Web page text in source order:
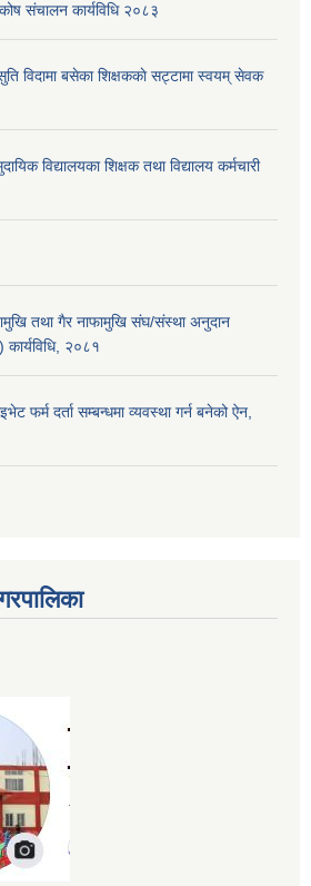
संचालन कार्यविधि २०८३
विदामा बसेका शिक्षककाे सट्टामा स्वयम् सेवक
विद्यालयका शिक्षक तथा विद्यालय कर्मचारी
तथा गैर नाफामुखि संघ/संस्था अनुदान
२०८१
फर्म दर्ता सम्बन्धमा व्यवस्था गर्न बनेको ऐन,